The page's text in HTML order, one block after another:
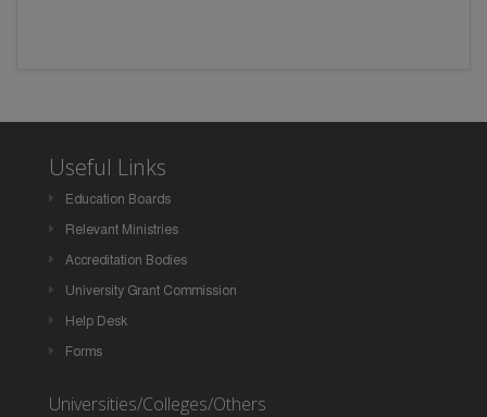
Useful Links
Education Boards
Relevant Ministries
Accreditation Bodies
University Grant Commission
Help Desk
Forms
Universities/Colleges/Others